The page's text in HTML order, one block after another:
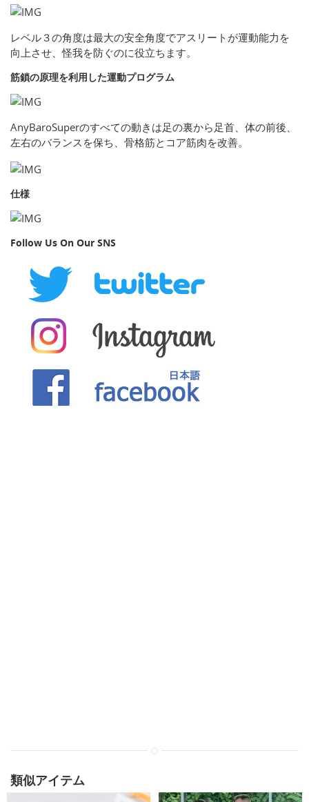
レベル３の角度は最大の安全角度でアスリートが運動能力を
向上させ、怪我を防ぐのに役立ちます。
筋鎖の原理を利用した運動プログラム
AnyBaroSuperのすべての動きは足の裏から足首、体の前後、
左右のバランスを保ち、骨格筋とコア筋肉を改善。
仕様
Follow Us On Our SNS
類似アイテム